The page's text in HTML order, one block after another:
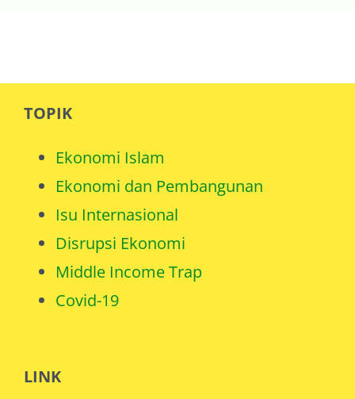
TOPIK
Ekonomi dan Pembangunan
Isu Internasional
Disrupsi Ekonomi
Middle Income Trap
Covid-19